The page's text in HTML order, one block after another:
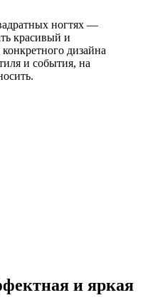
ногтях —
красивый и
дизайна
и события, на
и яркая